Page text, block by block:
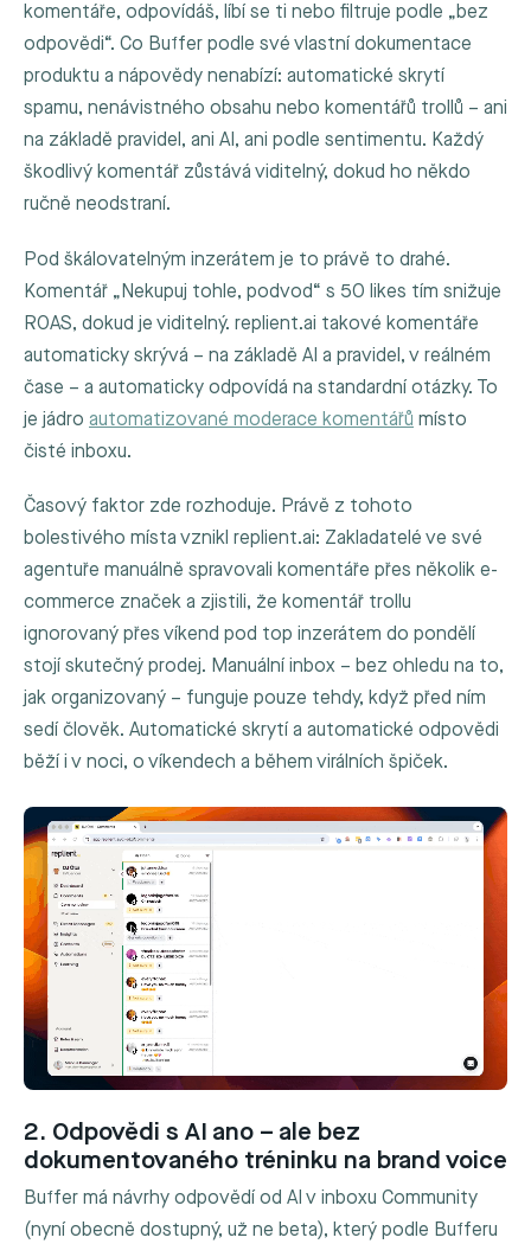
komentáře, odpovídáš, líbí se ti nebo filtruje podle „bez
odpovědi“. Co Buffer podle své vlastní dokumentace
produktu a nápovědy nenabízí: automatické skrytí
spamu, nenávistného obsahu nebo komentářů trollů – ani
na základě pravidel, ani AI, ani podle sentimentu. Každý
škodlivý komentář zůstává viditelný, dokud ho někdo
ručně neodstraní.
Pod škálovatelným inzerátem je to právě to drahé.
Komentář „Nekupuj tohle, podvod“ s 50 likes tím snižuje
ROAS, dokud je viditelný. replient.ai takové komentáře
automaticky skrývá – na základě AI a pravidel, v reálném
čase – a automaticky odpovídá na standardní otázky. To
je jádro automatizované moderace komentářů místo
čisté inboxu.
Časový faktor zde rozhoduje. Právě z tohoto
bolestivého místa vznikl replient.ai: Zakladatelé ve své
agentuře manuálně spravovali komentáře přes několik e-
commerce značek a zjistili, že komentář trollu
ignorovaný přes víkend pod top inzerátem do pondělí
stojí skutečný prodej. Manuální inbox – bez ohledu na to,
jak organizovaný – funguje pouze tehdy, když před ním
sedí člověk. Automatické skrytí a automatické odpovědi
běží i v noci, o víkendech a během virálních špiček.
2. Odpovědi s AI ano – ale bez
dokumentovaného tréninku na brand voice
Buffer má návrhy odpovědí od AI v inboxu Community
(nyní obecně dostupný, už ne beta), který podle Bufferu